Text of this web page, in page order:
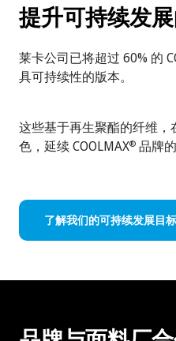
提升可持续发
莱卡公司已将超过 60% 的
具可持续性的版本。
这些基于再生聚酯的纤维
色，延续 COOLMAX® 品牌
了解我们的可持续发展目标